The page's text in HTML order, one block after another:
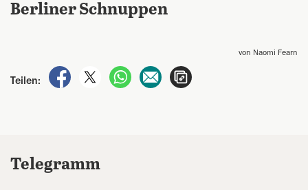
Berliner Schnuppen
von Naomi Fearn
Teilen:
auf Facebook teilen
auf X teilenper WhatsApp teilen
per E-Mail teilen
Telegramm